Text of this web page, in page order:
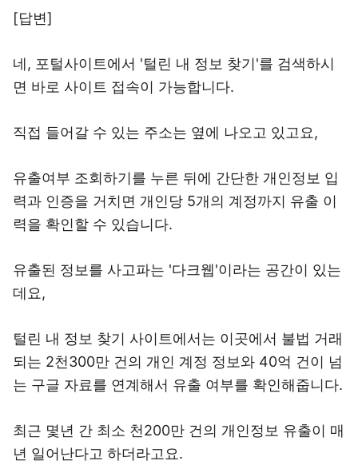
[답변]
네, 포털사이트에서 '털린 내 정보 찾기'를 검색하시
면 바로 사이트 접속이 가능합니다.
직접 들어갈 수 있는 주소는 옆에 나오고 있고요,
유출여부 조회하기를 누른 뒤에 간단한 개인정보 입
력과 인증을 거치면 개인당 5개의 계정까지 유출 이
력을 확인할 수 있습니다.
유출된 정보를 사고파는 '다크웹'이라는 공간이 있는
데요,
털린 내 정보 찾기 사이트에서는 이곳에서 불법 거래
되는 2천300만 건의 개인 계정 정보와 40억 건이 넘
는 구글 자료를 연계해서 유출 여부를 확인해줍니다.
최근 몇년 간 최소 천200만 건의 개인정보 유출이 매
년 일어난다고 하더라고요.